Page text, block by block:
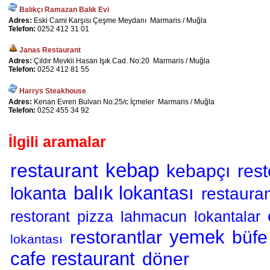
Balıkçı Ramazan Balık Evi
Adres: Eski Cami Karşısı Çeşme Meydanı Marmaris / Muğla
Telefon: 0252 412 31 01
Janas Restaurant
Adres: Çıldır Mevkii Hasan Işık Cad. No:20 Marmaris / Muğla
Telefon: 0252 412 81 55
Harrys Steakhouse
Adres: Kenan Evren Bulvarı No:25/c İçmeler Marmaris / Muğla
Telefon: 0252 455 34 92
İlgili aramalar
restaurant kebap kebapçı
lokanta balık lokantası
restorant pizza lahmacun lokantalar
lokantası restorantlar yemek büfe
cafe restaurant döner